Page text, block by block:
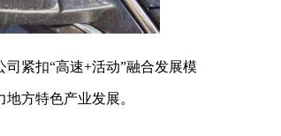
紧扣“高速+活动”融合发展模
方特色产业发展。